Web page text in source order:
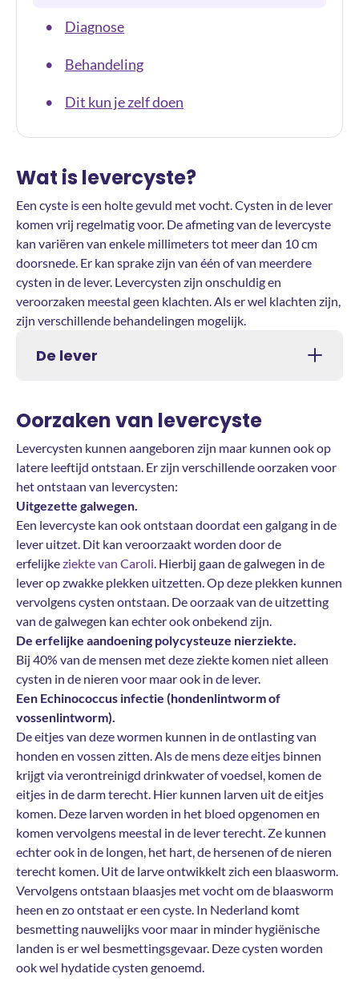
• Diagnose
• Behandeling
• Dit kun je zelf doen
Wat is levercyste?
Een cyste is een holte gevuld met vocht. Cysten in de lever
komen vrij regelmatig voor. De afmeting van de levercyste
kan variëren van enkele millimeters tot meer dan 10 cm
doorsnede. Er kan sprake zijn van één of van meerdere
cysten in de lever. Levercysten zijn onschuldig en
veroorzaken meestal geen klachten. Als er wel klachten zijn,
zijn verschillende behandelingen mogelijk.
De lever
Oorzaken van levercyste
Levercysten kunnen aangeboren zijn maar kunnen ook op
latere leeftijd ontstaan. Er zijn verschillende oorzaken voor
het ontstaan van levercysten:
Uitgezette galwegen.
Een levercyste kan ook ontstaan doordat een galgang in de
lever uitzet. Dit kan veroorzaakt worden door de
erfelijkeziekte van Caroli. Hierbij gaan de galwegen in de
lever op zwakke plekken uitzetten. Op deze plekken kunnen
vervolgens cysten ontstaan. De oorzaak van de uitzetting
van de galwegen kan echter ook onbekend zijn.
De erfelijke aandoening polycysteuze nierziekte.
Bij 40% van de mensen met deze ziekte komen niet alleen
cysten in de nieren voor maar ook in de lever.
Een Echinococcus infectie (hondenlintworm of
vossenlintworm).
De eitjes van deze wormen kunnen in de ontlasting van
honden en vossen zitten. Als de mens deze eitjes binnen
krijgt via verontreinigd drinkwater of voedsel, komen de
eitjes in de darm terecht. Hier kunnen larven uit de eitjes
komen. Deze larven worden in het bloed opgenomen en
komen vervolgens meestal in de lever terecht. Ze kunnen
echter ook in de longen, het hart, de hersenen of de nieren
terecht komen. Uit de larve ontwikkelt zich een blaasworm.
Vervolgens ontstaan blaasjes met vocht om de blaasworm
heen en zo ontstaat er een cyste. In Nederland komt
besmetting nauwelijks voor maar in minder hygiënische
landen is er wel besmettingsgevaar. Deze cysten worden
ook wel hydatide cysten genoemd.